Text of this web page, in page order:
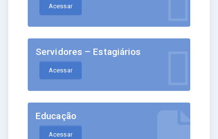
Acessar
Servidores – Estagiários
Acessar
Educação
Acessar